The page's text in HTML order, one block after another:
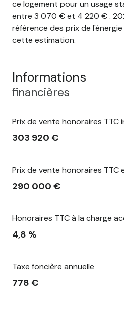
ce logement pour un usage
entre 3 070 € et 4 220 € .
référence des prix de
cette estimation.
Informations
financières
Prix de vente honoraires TTC
303 920 €
Prix de vente honoraires TTC
290 000 €
Honoraires TTC à la charge
4,8 %
Taxe foncière annuelle
778 €